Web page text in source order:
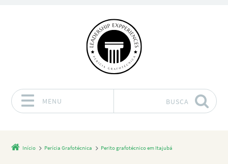
MENU BUSCA
Início Perícia Grafotécnica Perito grafotécnico em Itajubá